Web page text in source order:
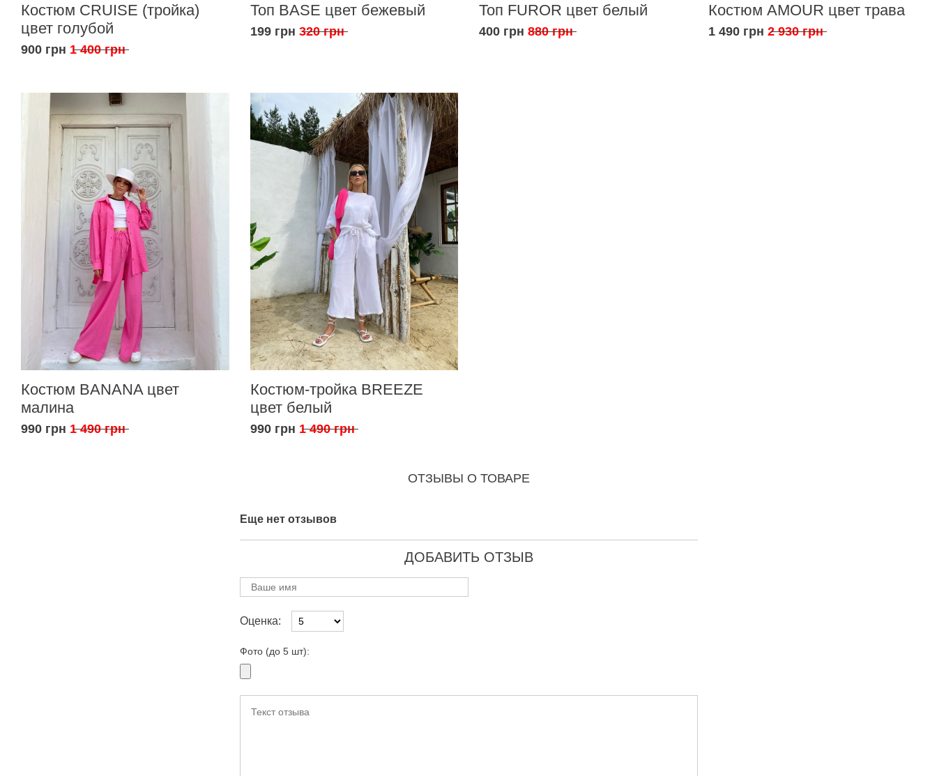
Костюм CRUISE (тройка)
цвет голубой
900 грн 1 400 грн
Топ BASE цвет бежевый
199 грн 320 грн
Топ FUROR цвет белый
400 грн 880 грн
Костюм AMOUR цвет трава
1 490 грн 2 930 грн
Костюм BANANA цвет
малина
990 грн 1 490 грн
Костюм-тройка BREEZE
цвет белый
990 грн 1 490 грн
ОТЗЫВЫ О ТОВАРЕ
Еще нет отзывов
ДОБАВИТЬ ОТЗЫВ
Оценка:
Фото (до 5 шт):